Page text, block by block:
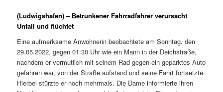
(Ludwigshafen) – Betrunkener Fahrradfahrer verursacht
Unfall und flüchtet
Eine aufmerksame Anwohnerin beobachtete am Sonntag, den
29.05.2022, gegen 01:30 Uhr wie ein Mann in der Deichstraße,
nachdem er vermutlich mit seinem Rad gegen ein geparktes Auto
gefahren war, von der Straße aufstand und seine Fahrt fortsetzte.
Hierbei stürzte er noch mehrmals. Die Dame informierte ihren